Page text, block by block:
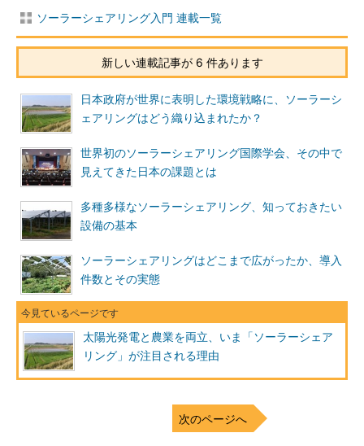
ソーラーシェアリング入門 連載一覧
新しい連載記事が 6 件あります
日本政府が世界に表明した環境戦略に、ソーラーシ
ェアリングはどう織り込まれたか？
世界初のソーラーシェアリング国際学会、その中で
見えてきた日本の課題とは
多種多様なソーラーシェアリング、知っておきたい
設備の基本
ソーラーシェアリングはどこまで広がったか、導入
件数とその実態
太陽光発電と農業を両立、いま「ソーラーシェア
リング」が注目される理由
次のページへ